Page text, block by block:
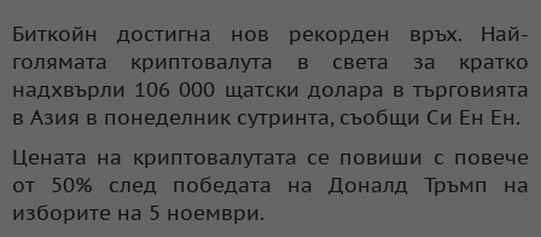
Биткойн достигна нов рекорден връх. Най-
голямата криптовалута в света за кратко
надхвърли 106 000 щатски долара в търговията
в Азия в понеделник сутринта, съобщи Си Ен Ен.
Цената на криптовалутата се повиши с повече
от 50% след победата на Доналд Тръмп на
изборите на 5 ноември.